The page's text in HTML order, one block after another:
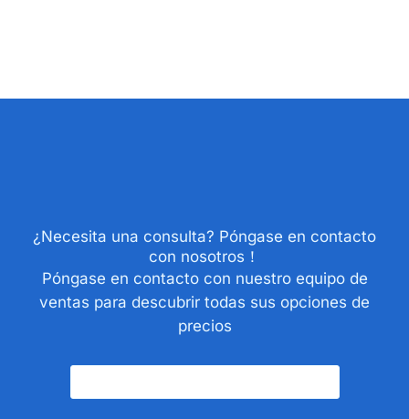
¿Necesita una consulta? Póngase en contacto
con nosotros！
Póngase en contacto con nuestro equipo de
ventas para descubrir todas sus opciones de
precios